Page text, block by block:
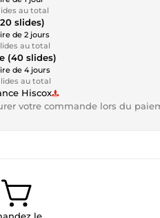
au total
slides)
de 2 jours
au total
(40 slides)
de 4 jours
au total
Hiscox
votre commande lors du